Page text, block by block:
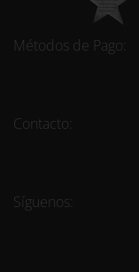
Métodos de Pago:
Contacto:
Síguenos: